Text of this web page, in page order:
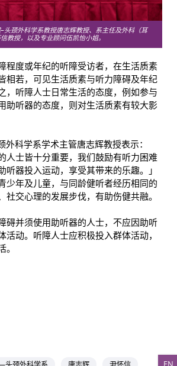
–头颈外科学系教授唐志辉教授、系主任及外科（耳
教授，以及专业顾问伍凯怡小姐。
程度或年纪的听障受访者，在生活质素
相若，可见生活质素与听力障碍及年纪
，听障人士日常生活的态度，例如参与
助听器的态度，则对生活质素有较大影
科学系学术主管唐志辉教授表示：
人士皆十分重要，我们鼓励有听力困难
听器投入运动，享受其带来的乐趣。」
少年及儿童，与同龄健听者经历相同的
社交心理的发展步伐，有助伤健共融。
碍并须使用助听器的人士，不应因助听
活动。听障人士应积极投入群体活动，